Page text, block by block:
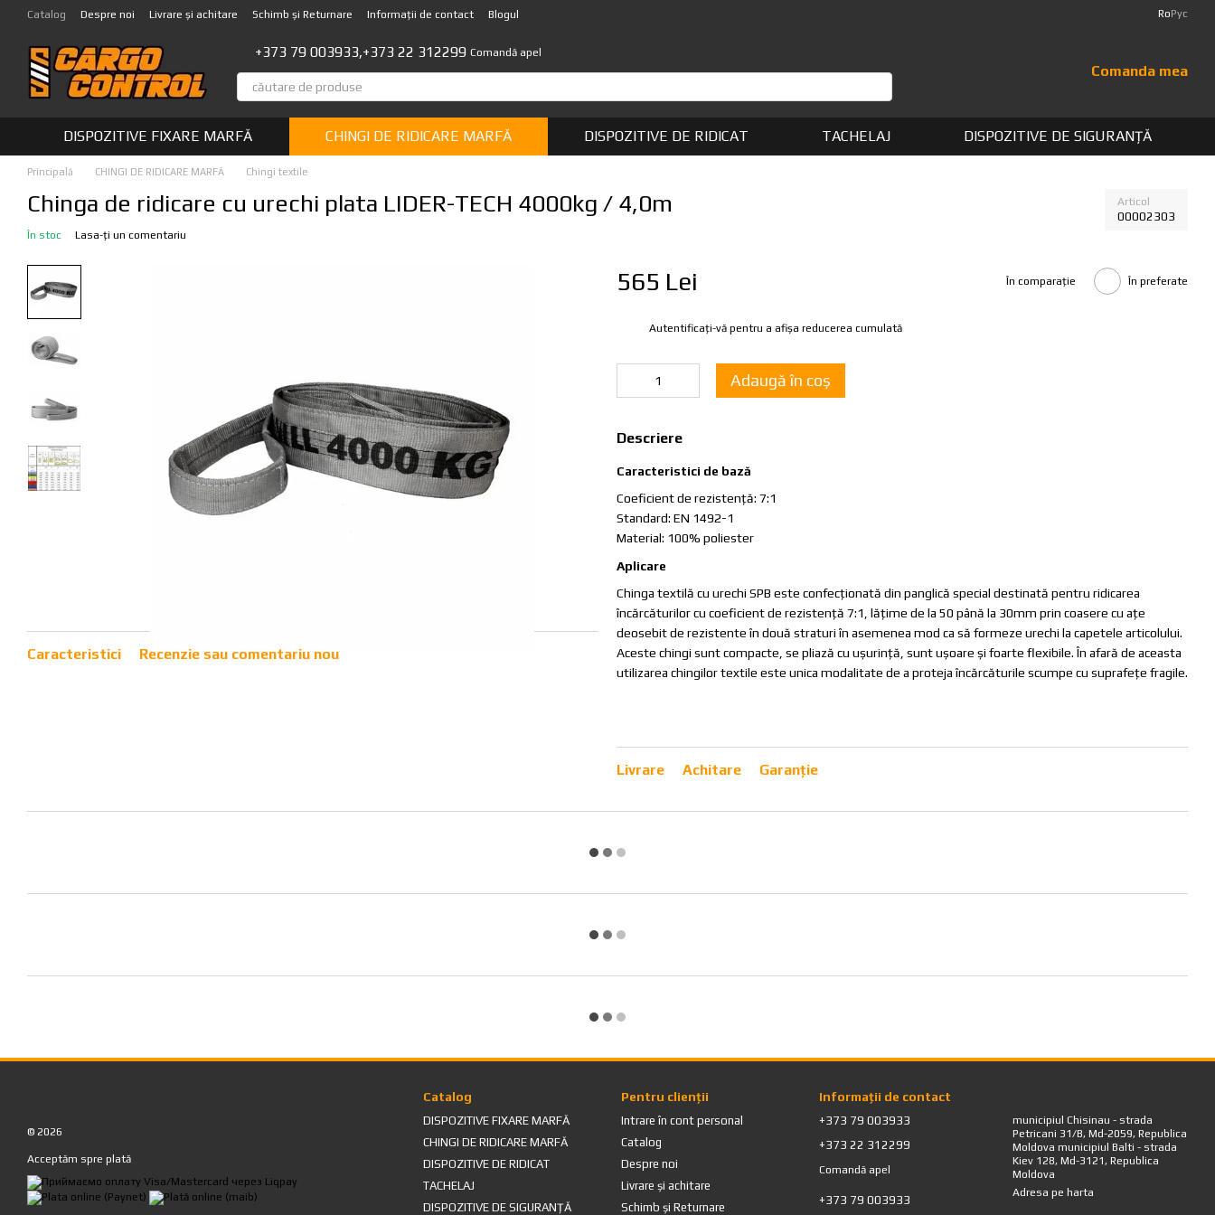
Mergi la conținutul principal
Catalog Despre noi Livrare și achitare Schimb și Returnare Informații de contact Blogul RoРус
+373 79 003933,+373 22 312299 Comandă apel
Comanda mea
DISPOZITIVE FIXARE MARFĂ CHINGI DE RIDICARE MARFĂ DISPOZITIVE DE RIDICAT TACHELAJ DISPOZITIVE DE SIGURANȚĂ
Principală CHINGI DE RIDICARE MARFĂ Chingi textile
Chinga de ridicare cu urechi plata LIDER-TECH 4000kg / 4,0m Articol
00002303
În stoc Lasa-ți un comentariu
Caracteristici Recenzie sau comentariu nou
565 Lei În comparație În preferate
Autentificați-vă pentru a afișa reducerea cumulată
Adaugă în coș
Descriere
Caracteristici de bază
Coeficient de rezistenţă: 7:1
Standard: EN 1492-1
Material: 100% poliester
Aplicare
Chinga textilă cu urechi SPB este confecționată din panglică special destinată pentru ridicarea
încărcăturilor cu coeficient de rezistenţă 7:1, lățime de la 50 până la 30mm prin coasere cu ațe
deosebit de rezistente în două straturi în asemenea mod ca să formeze urechi la capetele articolului.
Aceste chingi sunt compacte, se pliază cu ușurință, sunt ușoare şi foarte flexibile. În afară de aceasta
utilizarea chingilor textile este unica modalitate de a proteja încărcăturile scumpe cu suprafețe fragile.
Livrare Achitare Garanție
© 2026
Acceptăm spre plată
Catalog
DISPOZITIVE FIXARE MARFĂ
CHINGI DE RIDICARE MARFĂ
DISPOZITIVE DE RIDICAT
TACHELAJ
DISPOZITIVE DE SIGURANȚĂ
Pentru clienții
Intrare în cont personal
Catalog
Despre noi
Livrare și achitare
Schimb și Returnare
Informații de contact
+373 79 003933
+373 22 312299
Comandă apel
+373 79 003933
municipiul Chisinau - strada
Petricani 31/B, Md-2059, Republica
Moldova municipiul Balti - strada
Kiev 128, Md-3121, Republica
Moldova
Adresa pe harta